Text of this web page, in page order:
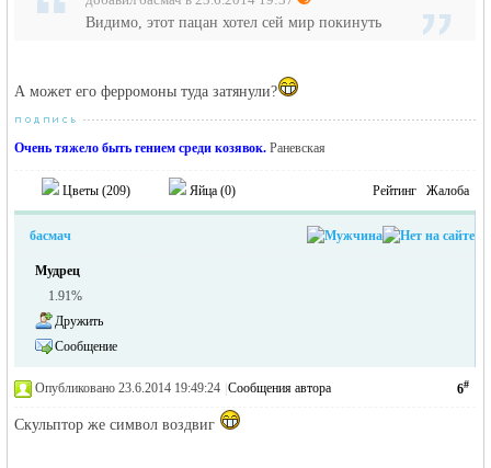
Видимо, этот пацан хотел сей мир покинуть
А может его ферромоны туда затянули?
Очень тяжело быть гением среди козявок. Раневская
Цветы (209) Яйца (0) Рейтинг Жалоба
басмач
Мудрец
1.91%
Дружить
Сообщение
6#
Опубликовано 23.6.2014 19:49:24 Сообщения автора
Скульптор же символ воздвиг